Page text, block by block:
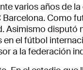
varios años de
Como
disputó
el fútbol
a la federación